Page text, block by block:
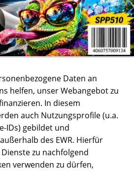
Daten an
helfen, unser Webangebot zu
In diesem
auch Nutzungsprofile (u.a.
IDs) gebildet und
des EWR. Hierfür
zu nachfolgend
verwenden zu dürfen,